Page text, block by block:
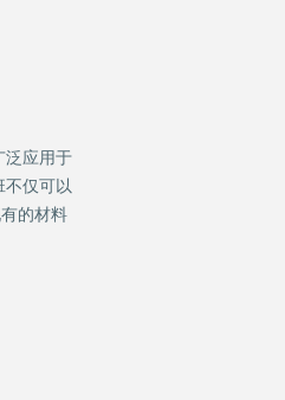
泛应用于
仅可以
的材料